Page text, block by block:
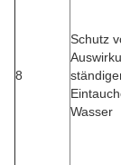
8
Schutz
Wasser